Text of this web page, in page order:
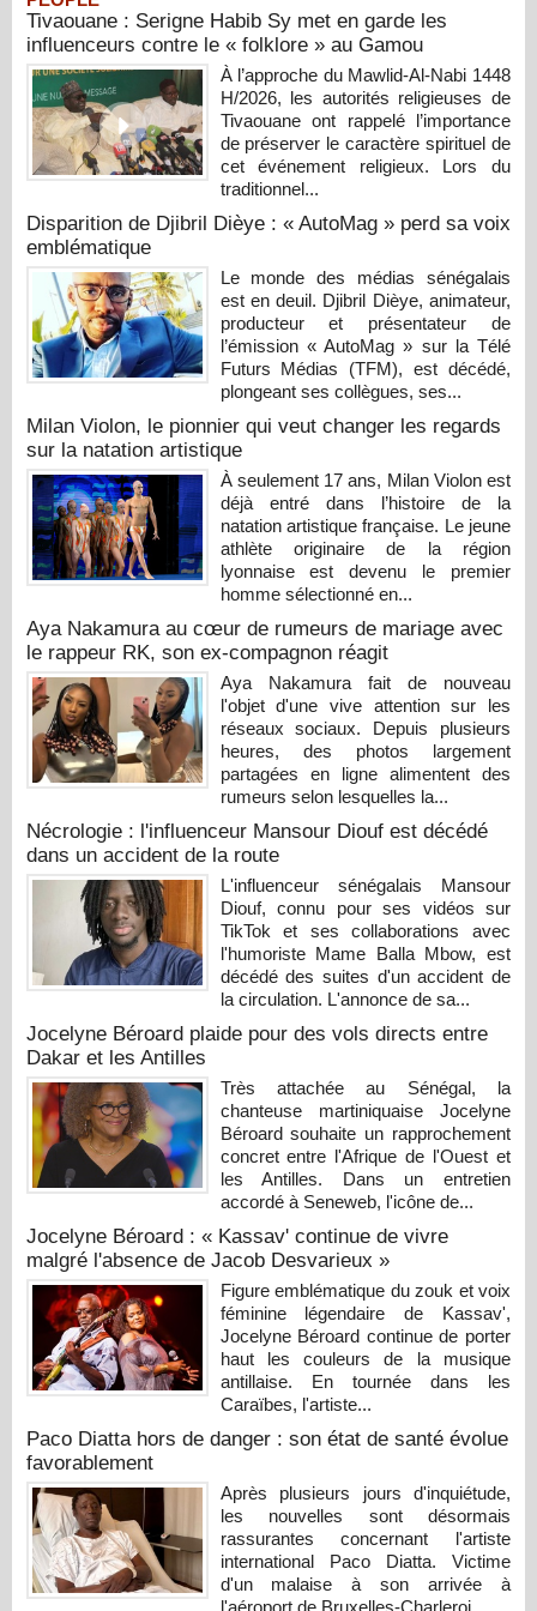
Tivaouane : Serigne Habib Sy met en garde les
influenceurs contre le « folklore » au Gamou
À l’approche du Mawlid-Al-Nabi 1448
H/2026, les autorités religieuses de
Tivaouane ont rappelé l’importance
de préserver le caractère spirituel de
cet événement religieux. Lors du
traditionnel...
Disparition de Djibril Dièye : « AutoMag » perd sa voix
emblématique
Le monde des médias sénégalais
est en deuil. Djibril Dièye, animateur,
producteur et présentateur de
l’émission « AutoMag » sur la Télé
Futurs Médias (TFM), est décédé,
plongeant ses collègues, ses...
Milan Violon, le pionnier qui veut changer les regards
sur la natation artistique
À seulement 17 ans, Milan Violon est
déjà entré dans l’histoire de la
natation artistique française. Le jeune
athlète originaire de la région
lyonnaise est devenu le premier
homme sélectionné en...
Aya Nakamura au cœur de rumeurs de mariage avec
le rappeur RK, son ex-compagnon réagit
Aya Nakamura fait de nouveau
l'objet d'une vive attention sur les
réseaux sociaux. Depuis plusieurs
heures, des photos largement
partagées en ligne alimentent des
rumeurs selon lesquelles la...
Nécrologie : l'influenceur Mansour Diouf est décédé
dans un accident de la route
L'influenceur sénégalais Mansour
Diouf, connu pour ses vidéos sur
TikTok et ses collaborations avec
l'humoriste Mame Balla Mbow, est
décédé des suites d'un accident de
la circulation. L'annonce de sa...
Jocelyne Béroard plaide pour des vols directs entre
Dakar et les Antilles
Très attachée au Sénégal, la
chanteuse martiniquaise Jocelyne
Béroard souhaite un rapprochement
concret entre l'Afrique de l'Ouest et
les Antilles. Dans un entretien
accordé à Seneweb, l'icône de...
Jocelyne Béroard : « Kassav' continue de vivre
malgré l'absence de Jacob Desvarieux »
Figure emblématique du zouk et voix
féminine légendaire de Kassav',
Jocelyne Béroard continue de porter
haut les couleurs de la musique
antillaise. En tournée dans les
Caraïbes, l'artiste...
Paco Diatta hors de danger : son état de santé évolue
favorablement
Après plusieurs jours d'inquiétude,
les nouvelles sont désormais
rassurantes concernant l'artiste
international Paco Diatta. Victime
d'un malaise à son arrivée à
l'aéroport de Bruxelles-Charleroi...